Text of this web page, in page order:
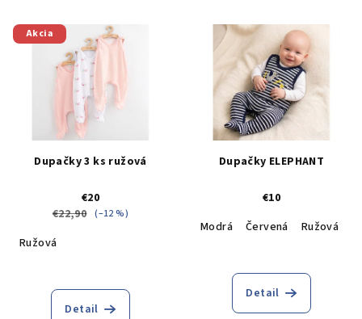
Akcia
Dupačky 3 ks ružová
€20
€22,90 (–12 %)
Ružová
Detail
Dupačky ELEPHANT
€10
Modrá
Červená Ružová
Detail